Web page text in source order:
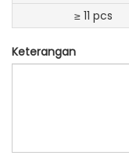
≥ 11 pcs
Keterangan